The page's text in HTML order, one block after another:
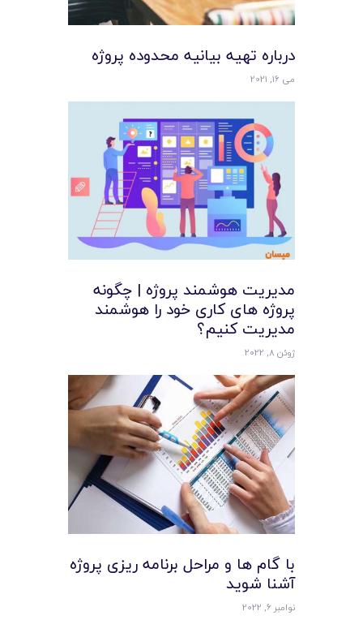
درباره تهيه بيانيه محدوده پروژه
می 16, 2021
مدیریت هوشمند پروژه | چگونه
پروژه های کاری خود را هوشمند
مدیریت کنیم؟
ژوئن 8, 2022
با گام ها و مراحل برنامه ریزی پروژه
آشنا شوید
نوامبر 6, 2022